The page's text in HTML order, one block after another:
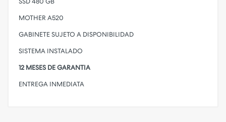
MOTHER A520
GABINETE SUJETO A DISPONIBILIDAD
SISTEMA INSTALADO
12 MESES DE GARANTIA
ENTREGA INMEDIATA